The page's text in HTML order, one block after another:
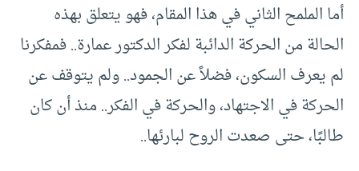
أما الملمح الثاني في هذا المقام، فهو يتعلق بهذه
الحالة من الحركة الدائبة لفكر الدكتور عمارة.. فمفكرنا
لم يعرف السكون، فضلاً عن الجمود.. ولم يتوقف عن
الحركة في الاجتهاد، والحركة في الفكر.. منذ أن كان
طالبًا، حتى صعدت الروح لبارئها..